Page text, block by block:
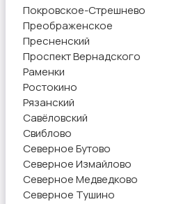
Покровское-Стрешнево
Преображенское
Пресненский
Проспект Вернадского
Раменки
Ростокино
Рязанский
Савёловский
Свиблово
Северное Бутово
Северное Измайлово
Северное Медведково
Северное Тушино